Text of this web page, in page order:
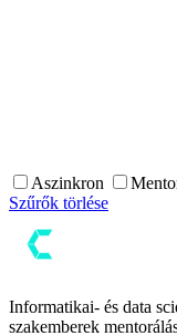
Aszinkron
Szűrők törlése
Informatikai- és data
szakemberek